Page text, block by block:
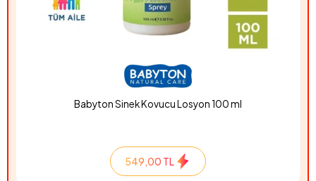
Babyton Sinek Kovucu Losyon 100 ml
549,00 TL